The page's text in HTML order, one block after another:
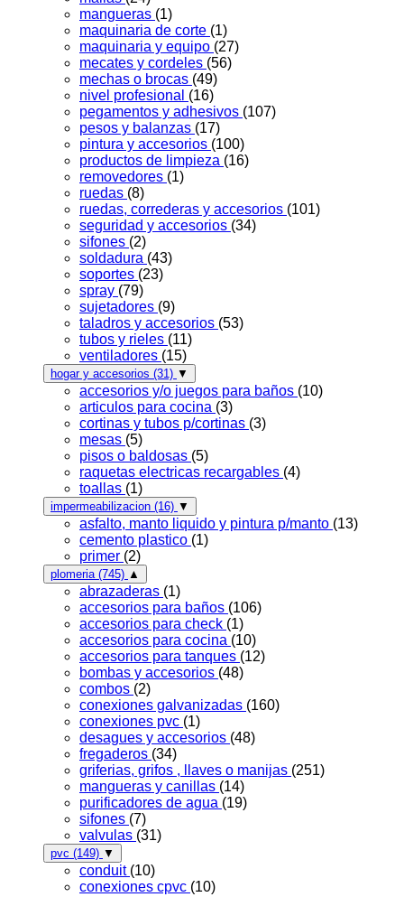
mangueras (1)
maquinaria de corte (1)
maquinaria y equipo (27)
mecates y cordeles (56)
mechas o brocas (49)
nivel profesional (16)
pegamentos y adhesivos (107)
pesos y balanzas (17)
pintura y accesorios (100)
productos de limpieza (16)
removedores (1)
ruedas (8)
ruedas, correderas y accesorios (101)
seguridad y accesorios (34)
sifones (2)
soldadura (43)
soportes (23)
spray (79)
sujetadores (9)
taladros y accesorios (53)
tubos y rieles (11)
ventiladores (15)
hogar y accesorios (31) ▼
accesorios y/o juegos para baños (10)
articulos para cocina (3)
cortinas y tubos p/cortinas (3)
mesas (5)
pisos o baldosas (5)
raquetas electricas recargables (4)
toallas (1)
impermeabilizacion (16) ▼
asfalto, manto liquido y pintura p/manto (13)
cemento plastico (1)
primer (2)
plomeria (745) ▲
abrazaderas (1)
accesorios para baños (106)
accesorios para check (1)
accesorios para cocina (10)
accesorios para tanques (12)
bombas y accesorios (48)
combos (2)
conexiones galvanizadas (160)
conexiones pvc (1)
desagues y accesorios (48)
fregaderos (34)
griferias, grifos , llaves o manijas (251)
mangueras y canillas (14)
purificadores de agua (19)
sifones (7)
valvulas (31)
pvc (149) ▼
conduit (10)
conexiones cpvc (10)